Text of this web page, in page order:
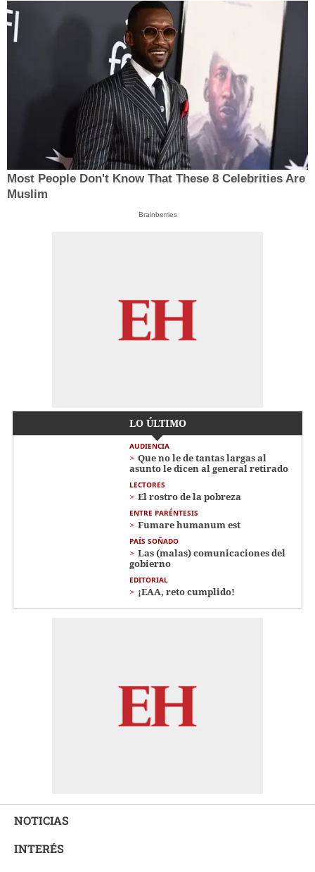
Most People Don't Know That These 8 Celebrities Are
Muslim
Brainberries
LO ÚLTIMO
AUDIENCIA
Que no le de tantas largas al
asunto le dicen al general retirado
LECTORES
El rostro de la pobreza
ENTRE PARÉNTESIS
Fumare humanum est
PAÍS SOÑADO
Las (malas) comunicaciones del
gobierno
EDITORIAL
¡EAA, reto cumplido!
NOTICIAS
INTERÉS